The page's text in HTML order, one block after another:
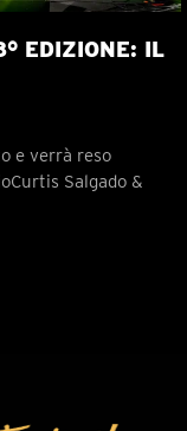
EDIZIONE: IL
e verrà reso
Salgado &